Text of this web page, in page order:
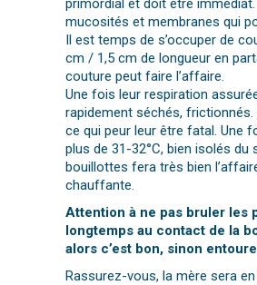
primordial et doit être
mucosités et membranes qui
Il est temps de s’occuper de
cm / 1,5 cm de longueur en
couture peut faire l’affaire.
Une fois leur respiration
rapidement séchés,
ce qui peur leur être fatal. Une
plus de 31-32°C, bien isolés
bouillottes fera très bien
chauffante.
Attention à ne pas bruler les
longtemps au contact de la
alors c’est bon, sinon
Rassurez-vous, la mère sera